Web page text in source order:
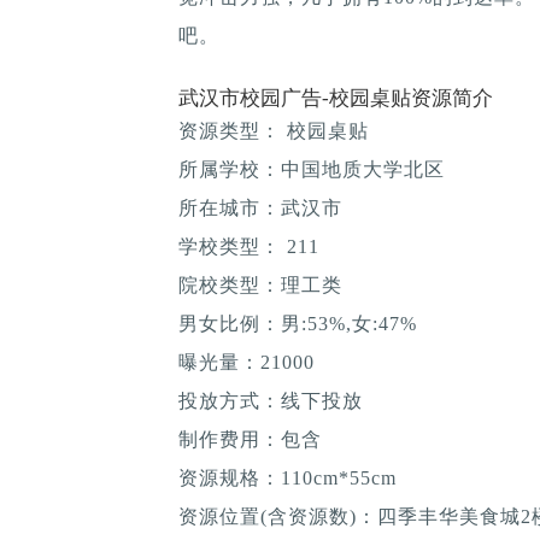
吧。
武汉市校园广告-校园桌贴资源简介
资源类型： 校园桌贴
所属学校：中国地质大学北区
所在城市：武汉市
学校类型： 211
院校类型：理工类
男女比例：男:53%,女:47%
曝光量：21000
投放方式：线下投放
制作费用：包含
资源规格：110cm*55cm
资源位置(含资源数)：四季丰华美食城2